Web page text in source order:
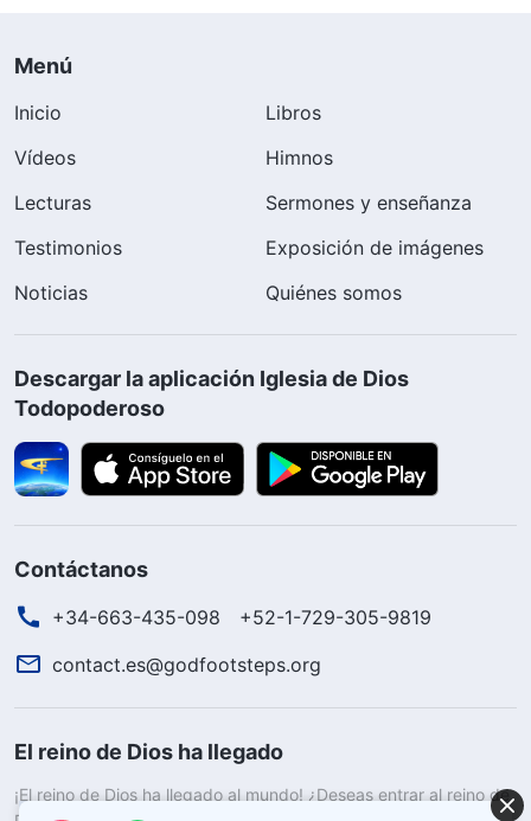
Menú
Inicio
Libros
Vídeos
Himnos
Lecturas
Sermones y enseñanza
Testimonios
Exposición de imágenes
Noticias
Quiénes somos
Descargar la aplicación Iglesia de Dios
Todopoderoso
Contáctanos
+34-663-435-098
+52-1-729-305-9819
contact.es@godfootsteps.org
El reino de Dios ha llegado
¡El reino de Dios ha llegado al mundo! ¿Deseas entrar al reino de